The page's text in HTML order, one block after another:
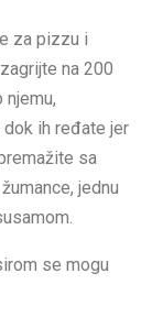
za pizzu i
na 200
ih ređate jer
sa
jednu
se mogu